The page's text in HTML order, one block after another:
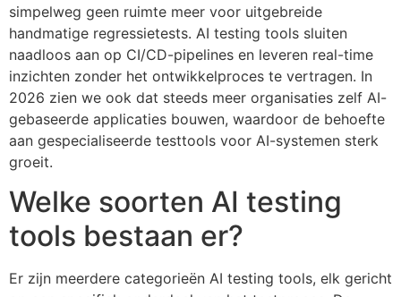
simpelweg geen ruimte meer voor uitgebreide
handmatige regressietests. AI testing tools sluiten
naadloos aan op CI/CD-pipelines en leveren real-time
inzichten zonder het ontwikkelproces te vertragen. In
2026 zien we ook dat steeds meer organisaties zelf AI-
gebaseerde applicaties bouwen, waardoor de behoefte
aan gespecialiseerde testtools voor AI-systemen sterk
groeit.
Welke soorten AI testing
tools bestaan er?
Er zijn meerdere categorieën AI testing tools, elk gericht